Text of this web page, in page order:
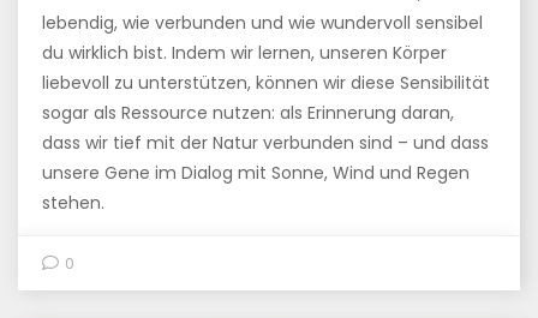
lebendig, wie verbunden und wie wundervoll sensibel
du wirklich bist. Indem wir lernen, unseren Körper
liebevoll zu unterstützen, können wir diese Sensibilität
sogar als Ressource nutzen: als Erinnerung daran,
dass wir tief mit der Natur verbunden sind – und dass
unsere Gene im Dialog mit Sonne, Wind und Regen
stehen.
0